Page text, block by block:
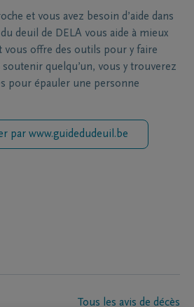
et vous avez besoin d’aide dans
deuil de DELA vous aide à mieux
vous offre des outils pour y faire
soutenir quelqu’un, vous y trouverez
pour épauler une personne
par www.guidedudeuil.be
Tous les avis de décès